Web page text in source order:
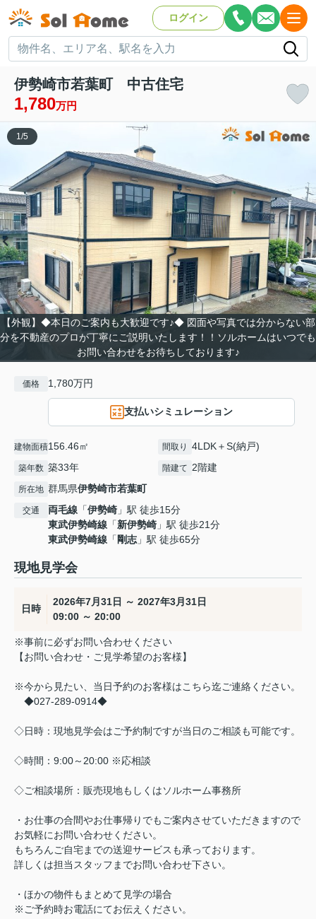
ログイン
伊勢崎市若葉町 中古住宅
1,780万円
【外観】◆本日のご案内も大歓迎です♪◆ 図面や写真では分からない部
分を不動産のプロが丁寧にご説明いたします！！ソルホームはいつでも
お問い合わせをお待ちしております♪
1/5
価格 1,780万円
支払いシミュレーション
建物面積156.46㎡ 間取り 4LDK＋S(納戸)
築年数 築33年 階建て 2階建
所在地 群馬県伊勢崎市若葉町
交通 両毛線 「伊勢崎 」駅 徒歩15分
東武伊勢崎線 「新伊勢崎 」駅 徒歩21分
東武伊勢崎線 「 剛志 」駅 徒歩65分
現地見学会
日時
2026年7月31日 ～ 2027年3月31日
09:00 ～ 20:00
※事前に必ずお問い合わせください
【お問い合わせ・ご見学希望のお客様】
※今から見たい、当日予約のお客様はこちら迄ご連絡ください。
◆027-289-0914◆
◇日時：現地見学会はご予約制ですが当日のご相談も可能です。
◇時間：9:00～20:00 ※応相談
◇ご相談場所：販売現地もしくはソルホーム事務所
・お仕事の合間やお仕事帰りでもご案内させていただきますので
お気軽にお問い合わせください。
もちろんご自宅までの送迎サービスも承っております。
詳しくは担当スタッフまでお問い合わせ下さい。
・ほかの物件もまとめて見学の場合
※ご予約時お電話にてお伝えください。